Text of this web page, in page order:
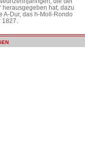
herausgegeben hat, dazu
A-Dur, das h-Moll-Rondo